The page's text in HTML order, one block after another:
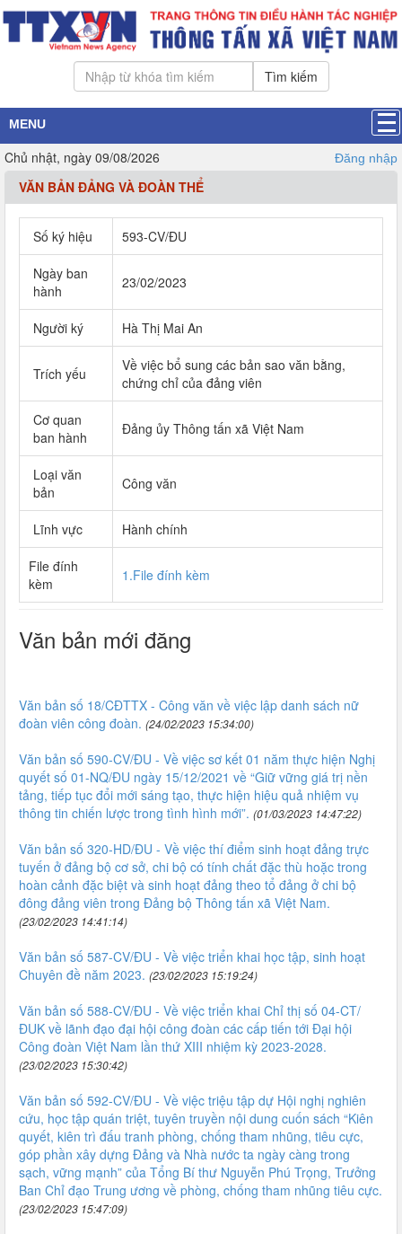
Tìm kiếm
MENU
Chủ nhật, ngày 09/08/2026 Đăng nhập
VĂN BẢN ĐẢNG VÀ ĐOÀN THỂ
Số ký hiệu 593-CV/ĐU
Ngày ban
hành
23/02/2023
Người ký Hà Thị Mai An
Trích yếu
Về việc bổ sung các bản sao văn bằng,
chứng chỉ của đảng viên
Cơ quan
ban hành
Đảng ủy Thông tấn xã Việt Nam
Loại văn
bản
Công văn
Lĩnh vực Hành chính
File đính
kèm
1.File đính kèm
Văn bản mới đăng
Văn bản số 18/CĐTTX - Công văn về việc lập danh sách nữ
đoàn viên công đoàn. (24/02/2023 15:34:00)
Văn bản số 590-CV/ĐU - Về việc sơ kết 01 năm thực hiện Nghị
quyết số 01-NQ/ĐU ngày 15/12/2021 về “Giữ vững giá trị nền
tảng, tiếp tục đổi mới sáng tạo, thực hiện hiệu quả nhiệm vụ
thông tin chiến lược trong tình hình mới”. (01/03/2023 14:47:22)
Văn bản số 320-HD/ĐU - Về việc thí điểm sinh hoạt đảng trực
tuyến ở đảng bộ cơ sở, chi bộ có tính chất đặc thù hoặc trong
hoàn cảnh đặc biệt và sinh hoạt đảng theo tổ đảng ở chi bộ
đông đảng viên trong Đảng bộ Thông tấn xã Việt Nam.
(23/02/2023 14:41:14)
Văn bản số 587-CV/ĐU - Về việc triển khai học tập, sinh hoạt
Chuyên đề năm 2023. (23/02/2023 15:19:24)
Văn bản số 588-CV/ĐU - Về việc triển khai Chỉ thị số 04-CT/
ĐUK về lãnh đạo đại hội công đoàn các cấp tiến tới Đại hội
Công đoàn Việt Nam lần thứ XIII nhiệm kỳ 2023-2028.
(23/02/2023 15:30:42)
Văn bản số 592-CV/ĐU - Về việc triệu tập dự Hội nghị nghiên
cứu, học tập quán triệt, tuyên truyền nội dung cuốn sách “Kiên
quyết, kiên trì đấu tranh phòng, chống tham nhũng, tiêu cực,
góp phần xây dựng Đảng và Nhà nước ta ngày càng trong
sạch, vững mạnh” của Tổng Bí thư Nguyễn Phú Trọng, Trưởng
Ban Chỉ đạo Trung ương về phòng, chống tham nhũng tiêu cực.
(23/02/2023 15:47:09)